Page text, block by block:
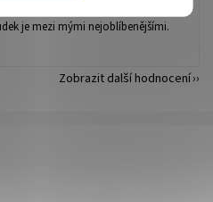
je mezi mými nejoblíbenějšími.
Zobrazit další hodnocení